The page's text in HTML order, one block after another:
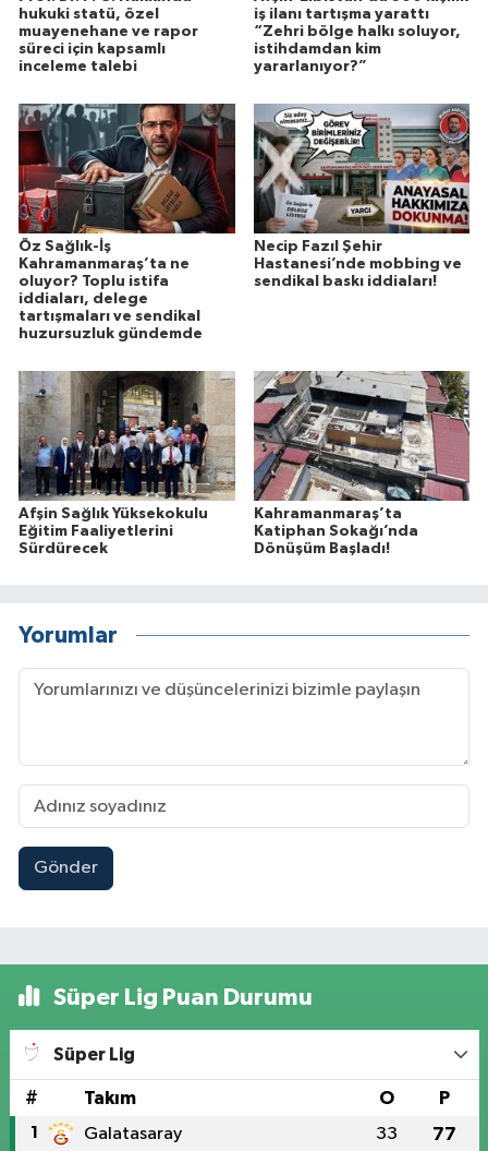
hukuki statü, özel
muayenehane ve rapor
süreci için kapsamlı
inceleme talebi
iş ilanı tartışma yarattı
“Zehri bölge halkı soluyor,
istihdamdan kim
yararlanıyor?”
Öz Sağlık-İş
Kahramanmaraş’ta ne
oluyor? Toplu istifa
iddiaları, delege
tartışmaları ve sendikal
huzursuzluk gündemde
Necip Fazıl Şehir
Hastanesi’nde mobbing ve
sendikal baskı iddiaları!
Afşin Sağlık Yüksekokulu
Eğitim Faaliyetlerini
Sürdürecek
Kahramanmaraş’ta
Katiphan Sokağı’nda
Dönüşüm Başladı!
Yorumlar
Gönder
Süper Lig Puan Durumu
Süper Lig
# Takım O P
1 Galatasaray 33 77